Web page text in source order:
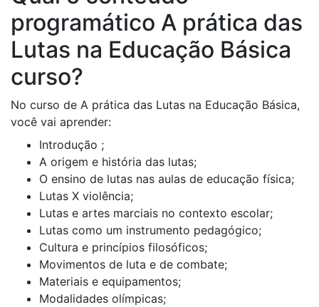
programático A prática das
Lutas na Educação Básica
curso?
No curso de A prática das Lutas na Educação Básica,
você vai aprender:
Introdução ;
A origem e história das lutas;
O ensino de lutas nas aulas de educação física;
Lutas X violência;
Lutas e artes marciais no contexto escolar;
Lutas como um instrumento pedagógico;
Cultura e princípios filosóficos;
Movimentos de luta e de combate;
Materiais e equipamentos;
Modalidades olímpicas;